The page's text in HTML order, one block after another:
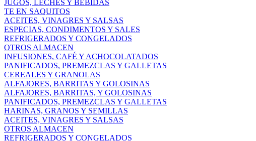
JUGOS, LECHES Y BEBIDAS
TE EN SAQUITOS
ACEITES, VINAGRES Y SALSAS
ESPECIAS, CONDIMENTOS Y SALES
REFRIGERADOS Y CONGELADOS
OTROS ALMACEN
INFUSIONES, CAFÉ Y ACHOCOLATADOS
PANIFICADOS, PREMEZCLAS Y GALLETAS
CEREALES Y GRANOLAS
ALFAJORES, BARRITAS Y GOLOSINAS
ALFAJORES, BARRITAS, Y GOLOSINAS
PANIFICADOS, PREMEZCLAS Y GALLETAS
HARINAS, GRANOS Y SEMILLAS
ACEITES, VINAGRES Y SALSAS
OTROS ALMACEN
REFRIGERADOS Y CONGELADOS